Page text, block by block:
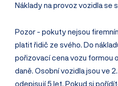
Náklady na provoz vozidla se
Pozor - pokuty nejsou
platit řidič ze svého. Do
pořizovací cena vozu formou
daně. Osobní vozidla jsou ve
odepisují 5 let. Pokud si